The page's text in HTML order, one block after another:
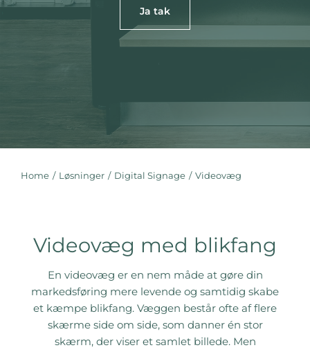
Ja tak
You are here:
Home Løsninger Digital Signage Videovæg
Videovæg med blikfang
En videovæg er en nem måde at gøre din
markedsføring mere levende og samtidig skabe
et kæmpe blikfang. Væggen består ofte af flere
skærme side om side, som danner én stor
skærm, der viser et samlet billede. Men